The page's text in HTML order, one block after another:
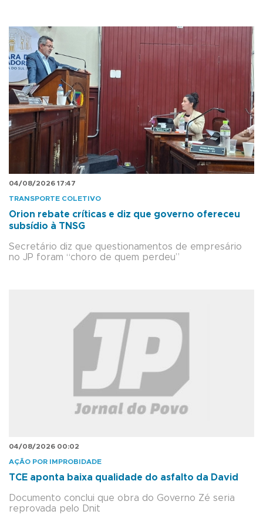
04/08/2026 17:47
TRANSPORTE COLETIVO
Orion rebate críticas e diz que governo ofereceu
subsídio à TNSG
Secretário diz que questionamentos de empresário
no JP foram “choro de quem perdeu”
04/08/2026 00:02
AÇÃO POR IMPROBIDADE
TCE aponta baixa qualidade do asfalto da David
Documento conclui que obra do Governo Zé seria
reprovada pelo Dnit